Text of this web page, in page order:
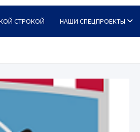
СТРОКОЙ НАШИ СПЕЦПРОЕКТЫ